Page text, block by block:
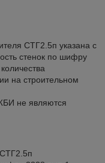
СТГ2.5п указана с
стенок по шифру
на строительном
не являются
СТГ2.5п